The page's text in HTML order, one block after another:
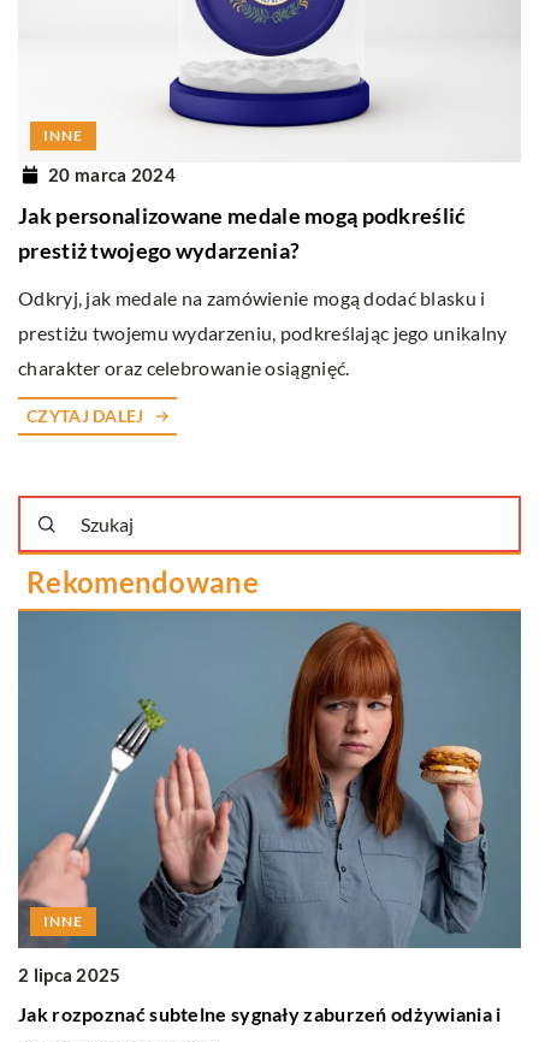
INNE
20 marca 2024
Jak personalizowane medale mogą podkreślić
prestiż twojego wydarzenia?
Odkryj, jak medale na zamówienie mogą dodać blasku i
prestiżu twojemu wydarzeniu, podkreślając jego unikalny
charakter oraz celebrowanie osiągnięć.
CZYTAJ DALEJ
Rekomendowane
INNE
2 lipca 2025
Jak rozpoznać subtelne sygnały zaburzeń odżywiania i